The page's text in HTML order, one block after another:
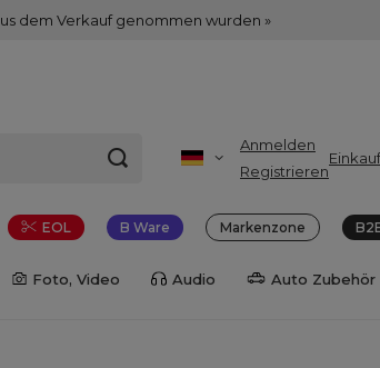
dem Verkauf genommen wurden »
Anmelden
Registrieren
EOL B Ware Markenzone
Foto, Video Audio Auto Zubehör